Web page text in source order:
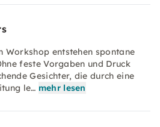
Workshop entstehen spontane
feste Vorgaben und Druck
Gesichter, die durch eine
le… mehr lesen